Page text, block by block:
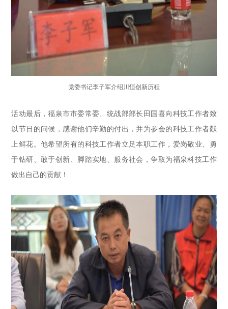
党委书记李子军介绍川恒创新历程
活动最后，福泉市市委常委、统战部部长田国喜向科技工作者致
以节日的问候，感谢他们辛勤的付出，并为参会的科技工作者献
上鲜花。他希望所有的科技工作者立足本职工作，爱岗敬业、勇
于钻研、敢于创新、脚踏实地、服务社会，争取为福泉科技工作
做出自己的贡献！